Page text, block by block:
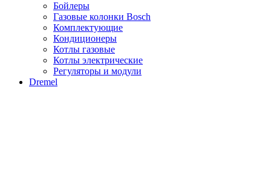
Бойлеры
Газовые колонки Bosch
Комплектующие
Кондиционеры
Котлы газовые
Котлы электрические
Регуляторы и модули
Dremel